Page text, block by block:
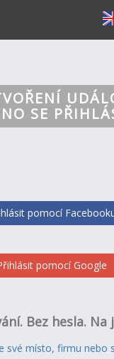
SE
pomocí
pomocí Google
Bez hesla. Na
své místo, firmu nebo